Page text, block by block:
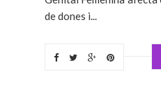
de dones i...